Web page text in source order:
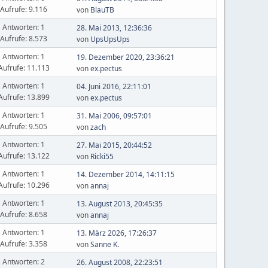
Aufrufe: 9.116
von BlauTB
Antworten: 1
Aufrufe: 8.573
28. Mai 2013, 12:36:36
von UpsUpsUps
Antworten: 1
11.113
19. Dezember 2020, 23:36:21
vonex.pectus
Antworten: 1
13.899
04. Juni 2016, 22:11:01
vonex.pectus
Antworten: 1
Aufrufe: 9.505
31. Mai 2006, 09:57:01
vonzach
Antworten: 1
13.122
27. Mai 2015, 20:44:52
von Ricki55
Antworten: 1
10.296
14. Dezember 2014, 14:11:15
vonannaj
Antworten: 1
Aufrufe: 8.658
13. August 2013, 20:45:35
vonannaj
Antworten: 1
Aufrufe: 3.358
13. März 2026, 17:26:37
vonSanne K.
Antworten: 2
26. August 2008, 22:23:51